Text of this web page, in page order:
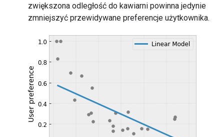
zwiększona odległość do kawiarni powinna jedynie
zmniejszyć przewidywane preferencje użytkownika.